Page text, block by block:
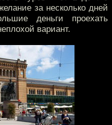
за несколько дней
деньги проехать
вариант.